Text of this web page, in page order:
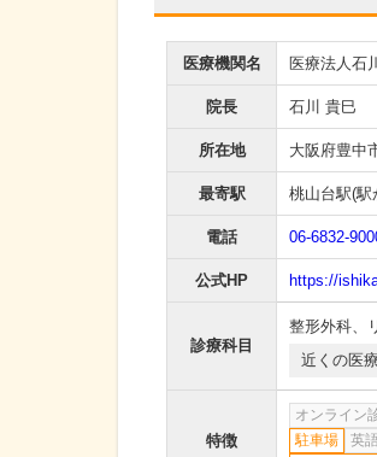
医療機関名 医療法人石
院長 石川 貴巳
所在地 大阪府豊中
最寄駅 桃山台駅(駅
電話 06-6832-
公式HP https://
診療科目
整形外科、
近くの医
特徴
オンライン
駐車場
英語